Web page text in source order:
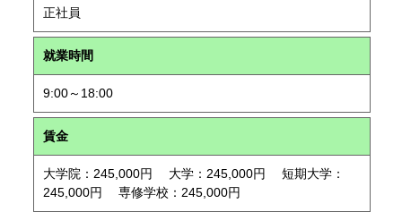
正社員
就業時間
9:00～18:00
賃金
大学院：245,000円 大学：245,000円 短期大学：
245,000円 専修学校：245,000円